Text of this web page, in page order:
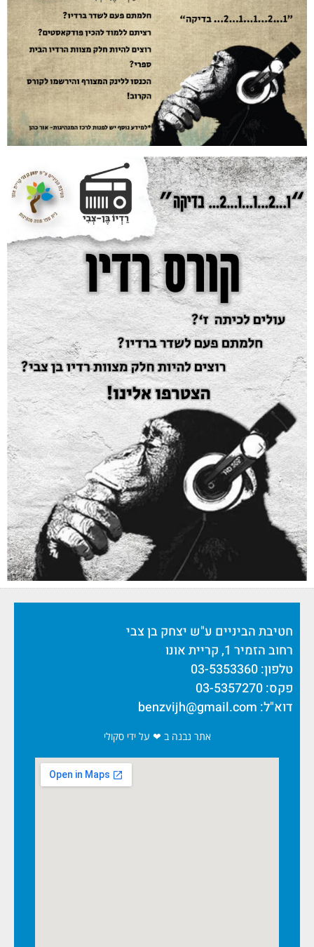
חטיבת הביניים ע"ש יצחק בן צבי
רחוב הזמיר 1, קריית אונו
טלפון: 03-5353360
פקס: 03-5357270
דוא"ל: benzvijh@gmail.com
אתר נבנה ב ❤ על ידי סקולי